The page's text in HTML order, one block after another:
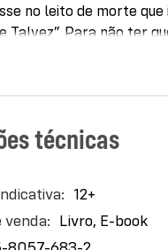
no leito de morte que
Talvez”. Para não ter
seu Grande
um internato no
Alasca Young. Ela tem
em seu labirinto
uma resposta:
Inteligente,
técnicas
12+
Livro, E-book